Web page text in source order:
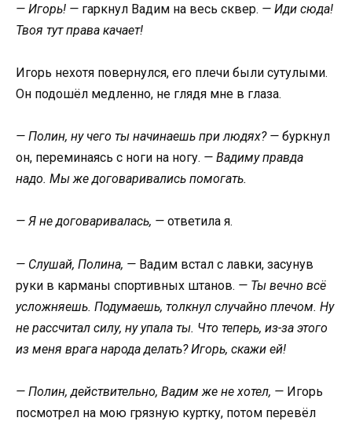
— Игорь! — гаркнул Вадим на весь сквер. — Иди сюда!
Твоя тут права качает!
Игорь нехотя повернулся, его плечи были сутулыми.
Он подошёл медленно, не глядя мне в глаза.
— Полин, ну чего ты начинаешь при людях? — буркнул
он, переминаясь с ноги на ногу. — Вадиму правда
надо. Мы же договаривались помогать.
— Я не договаривалась, — ответила я.
— Слушай, Полина, — Вадим встал с лавки, засунув
руки в карманы спортивных штанов. — Ты вечно всё
усложняешь. Подумаешь, толкнул случайно плечом. Ну
не рассчитал силу, ну упала ты. Что теперь, из-за этого
из меня врага народа делать? Игорь, скажи ей!
— Полин, действительно, Вадим же не хотел, — Игорь
посмотрел на мою грязную куртку, потом перевёл